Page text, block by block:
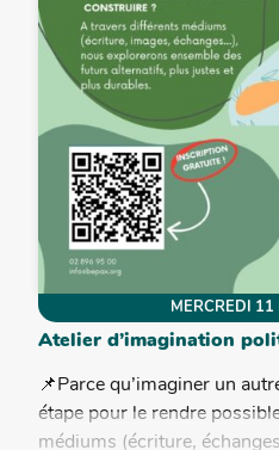
MERCREDI
Atelier d’imagination
📌Parce qu’imaginer un
étape pour le rendre
médiums (écriture,